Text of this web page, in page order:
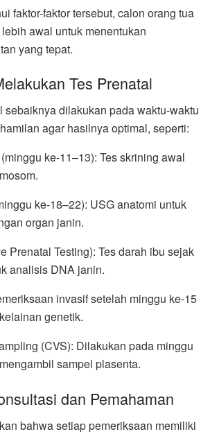
faktor-faktor tersebut, calon orang tua
awal untuk menentukan
yang tepat.
Tes Prenatal
sebaiknya dilakukan pada waktu-waktu
agar hasilnya optimal, seperti:
ke-11–13): Tes skrining awal
ke-18–22): USG anatomi untuk
organ janin.
Prenatal Testing): Tes darah ibu sejak
analisis DNA janin.
invasif setelah minggu ke-15
genetik.
(CVS): Dilakukan pada minggu
sampel plasenta.
dan Pemahaman
bahwa setiap pemeriksaan memiliki